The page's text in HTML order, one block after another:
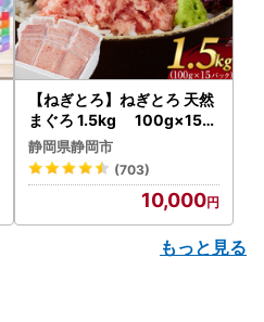
【ねぎとろ】ねぎとろ 天然
まぐろ 1.5kg 100g×15パ
ック
静岡県静岡市
(703)
10,000
もっと見る